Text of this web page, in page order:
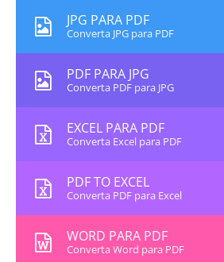
JPG PARA PDF
Converta JPG para PDF
PDF PARA JPG
Converta PDF para JPG
EXCEL PARA PDF
Converta Excel para PDF
PDF TO EXCEL
Converta PDF para Excel
WORD PARA PDF
Converta Word para PDF